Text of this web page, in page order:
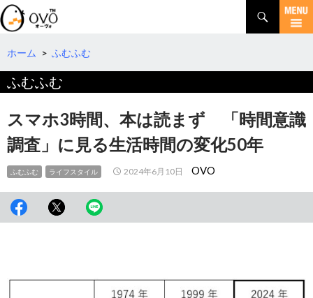
検
索
コ
テ
へ
動
ホーム > ふむふむ
ふむふむ
スマホ3時間、本は読まず 「時間意識
調査」に見る生活時間の変化50年
ふむふむ ライフスタイル 2024年6月10日 OVO